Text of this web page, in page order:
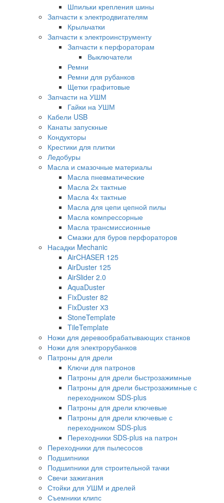
Шпильки крепления шины
Запчасти к электродвигателям
Крыльчатки
Запчасти к электроинструменту
Запчасти к перфораторам
Выключатели
Ремни
Ремни для рубанков
Щетки графитовые
Запчасти на УШМ
Гайки на УШМ
Кабели USB
Канаты запускные
Кондукторы
Крестики для плитки
Ледобуры
Масла и смазочные материалы
Масла пневматические
Масла 2х тактные
Масла 4х тактные
Масла для цепи цепной пилы
Масла компрессорные
Масла трансмиссионные
Смазки для буров перфораторов
Насадки Mechanic
AirCHASER 125
AirDuster 125
AirSlider 2.0
AquaDuster
FixDuster 82
FixDuster Х3
StoneTemplate
TileTemplate
Ножи для деревообрабатывающих станков
Ножи для электрорубанков
Патроны для дрели
Ключи для патронов
Патроны для дрели быстрозажимные
Патроны для дрели быстрозажимные с
переходником SDS-plus
Патроны для дрели ключевые
Патроны для дрели ключевые с
переходником SDS-plus
Переходники SDS-plus на патрон
Переходники для пылесосов
Подшипники
Подшипники для строительной тачки
Свечи зажигания
Стойки для УШМ и дрелей
Съемники клипс